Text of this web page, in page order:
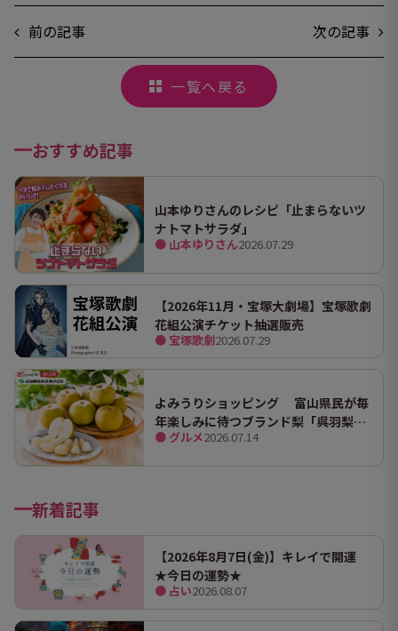
前の記事 次の記事
一覧へ戻る
おすすめ記事
山本ゆりさんのレシピ「止まらないツ
ナトマトサラダ」
● 山本ゆりさん2026.07.29
【2026年11月・宝塚大劇場】宝塚歌劇
花組公演チケット抽選販売
● 宝塚歌劇2026.07.29
よみうりショッピング 富山県民が毎
年楽しみに待つブランド梨「呉羽梨
（幸水）」限定100箱を特別販売！
● グルメ2026.07.14
新着記事
【2026年8月7日(金)】キレイで開運
★今日の運勢★
● 占い2026.08.07